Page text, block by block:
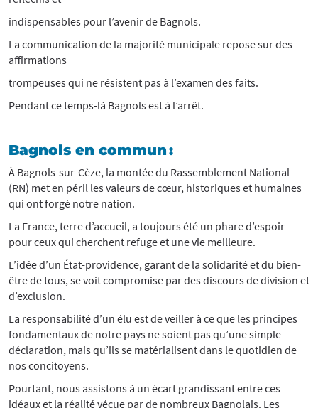
indispensables pour l’avenir de Bagnols.
La communication de la majorité municipale repose sur des
affirmations
trompeuses qui ne résistent pas à l’examen des faits.
Pendant ce temps-là Bagnols est à l’arrêt.
Bagnols en commun :
À Bagnols-sur-Cèze, la montée du Rassemblement National
(RN) met en péril les valeurs de cœur, historiques et humaines
qui ont forgé notre nation.
La France, terre d’accueil, a toujours été un phare d’espoir
pour ceux qui cherchent refuge et une vie meilleure.
L’idée d’un État-providence, garant de la solidarité et du bien-
être de tous, se voit compromise par des discours de division et
d’exclusion.
La responsabilité d’un élu est de veiller à ce que les principes
fondamentaux de notre pays ne soient pas qu’une simple
déclaration, mais qu’ils se matérialisent dans le quotidien de
nos concitoyens.
Pourtant, nous assistons à un écart grandissant entre ces
idéaux et la réalité vécue par de nombreux Bagnolais. Les